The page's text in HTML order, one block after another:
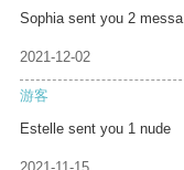
Sophia sent you 2 messa
2021-12-02
游客
Estelle sent you 1 nude